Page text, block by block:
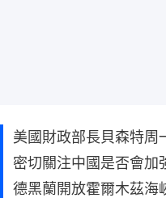
美國財政部長貝森特
密切關注中國是否會加
德黑蘭開放霍爾木茲海